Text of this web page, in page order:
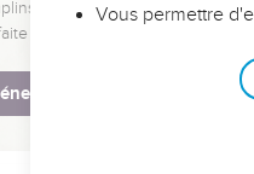
Ma harpe..., mon chalumeau :
Vous permettre